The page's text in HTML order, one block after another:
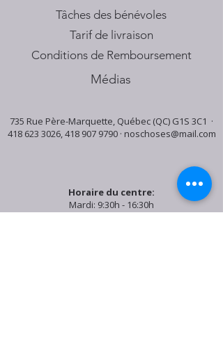
Tâches des bénévoles
Tarif de livraison
Conditions de Remboursement
Médias
735 Rue Père-Marquette, Québec (QC) G1S 3C1 ·
418 623 3026,418 907 9790· noschoses@mail.com
Horaire du centre:
Mardi: 9:30h - 16:30h